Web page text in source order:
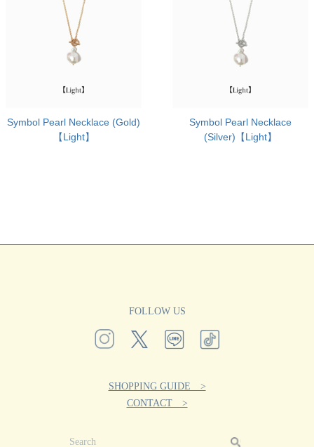
Symbol Pearl Necklace (Gold)
【Light】
Symbol Pearl Necklace
(Silver)【Light】
FOLLOW US
SHOPPING GUIDE >
CONTACT >